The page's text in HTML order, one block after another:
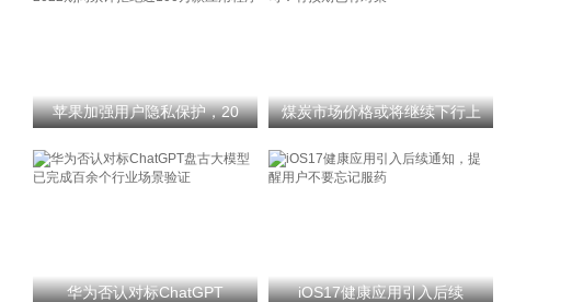
苹果加强用户隐私保护，20 煤炭市场价格或将继续下行上
华为否认对标ChatGPT iOS17健康应用引入后续